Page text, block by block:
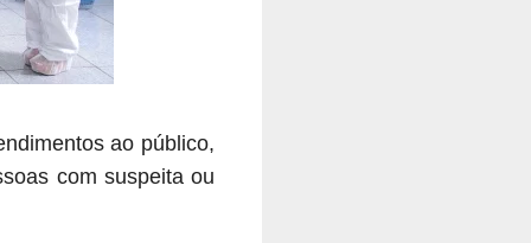
ao público,
com suspeita ou